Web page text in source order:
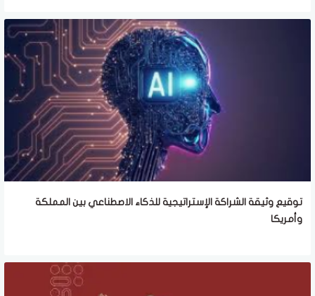
توقيع وثيقة الشراكة الإستراتيجية للذكاء الاصطناعي بين المملكة
وأمريكا